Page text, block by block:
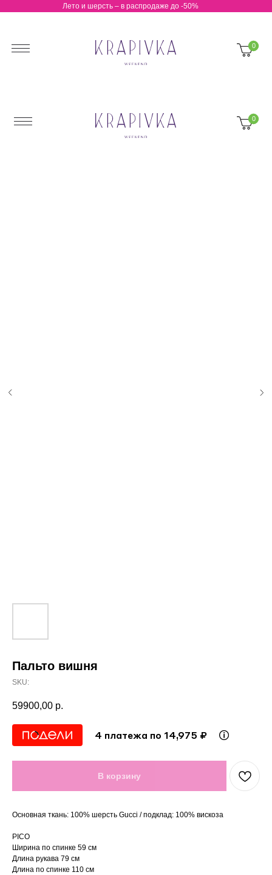
Лето и шерсть – в распродаже до -50%
0
0
Пальто вишня
SKU:
59900,00 р.
4 платежа по 14,975 ₽
В корзину
Основная ткань: 100% шерсть Gucci / подклад: 100% вискоза
PICO
Ширина по спинке 59 см
Длина рукава 79 см
Длина по спинке 110 см